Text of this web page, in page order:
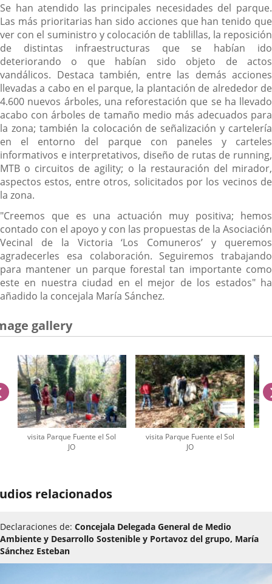
Se han atendido las principales necesidades del parque.
Las más prioritarias han sido acciones que han tenido que
ver con el suministro y colocación de tablillas, la reposición
de distintas infraestructuras que se habían ido
deteriorando o que habían sido objeto de actos
vandálicos. Destaca también, entre las demás acciones
llevadas a cabo en el parque, la plantación de alrededor de
4.600 nuevos árboles, una reforestación que se ha llevado
acabo con árboles de tamaño medio más adecuados para
la zona; también la colocación de señalización y cartelería
en el entorno del parque con paneles y carteles
informativos e interpretativos, diseño de rutas de running,
MTB o circuitos de agility; o la restauración del mirador,
aspectos estos, entre otros, solicitados por los vecinos de
la zona.
"Creemos que es una actuación muy positiva; hemos
contado con el apoyo y con las propuestas de la Asociación
Vecinal de la Victoria ‘Los Comuneros’ y queremos
agradecerles esa colaboración. Seguiremos trabajando
para mantener un parque forestal tan importante como
este en nuestra ciudad en el mejor de los estados" ha
añadido la concejala María Sánchez.
gallery
visita Parque Fuente el Sol
JO
visita Parque Fuente el Sol
JO
previus
relacionados
Declaraciones de: Concejala Delegada General de Medio
Ambiente y Desarrollo Sostenible y Portavoz del grupo, María
Sánchez Esteban